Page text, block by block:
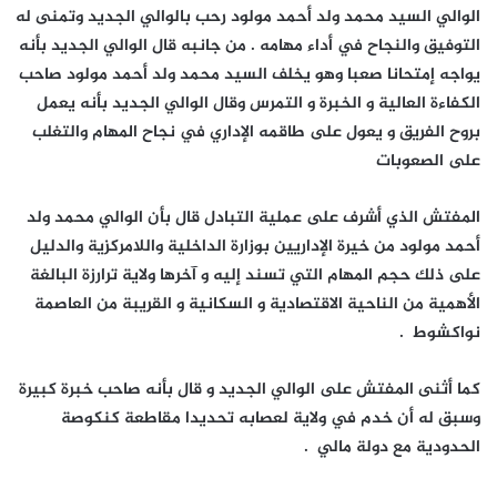
الوالي السيد محمد ولد أحمد مولود رحب بالوالي الجديد وتمنى له
التوفيق والنجاح في أداء مهامه . من جانبه قال الوالي الجديد بأنه
يواجه إمتحانا صعبا وهو يخلف السيد محمد ولد أحمد مولود صاحب
الكفاءة العالية و الخبرة و التمرس وقال الوالي الجديد بأنه يعمل
بروح الفريق و يعول على طاقمه الإداري في نجاح المهام والتغلب
على الصعوبات
المفتش الذي أشرف على عملية التبادل قال بأن الوالي محمد ولد
أحمد مولود من خيرة الإداريين بوزارة الداخلية واللامركزية والدليل
على ذلك حجم المهام التي تسند إليه و آخرها ولاية ترارزة البالغة
الأهمية من الناحية الاقتصادية و السكانية و القريبة من العاصمة
نواكشوط .
كما أثنى المفتش على الوالي الجديد و قال بأنه صاحب خبرة كبيرة
وسبق له أن خدم في ولاية لعصابه تحديدا مقاطعة كنكوصة
الحدودية مع دولة مالي .